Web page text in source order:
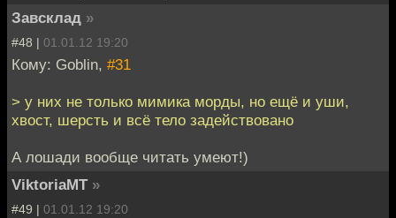
Завсклад »
#48 | 01.01.12 19:20
Кому: Goblin, #31
> у них не только мимика морды, но ещё и уши,
хвост, шерсть и всё тело задействовано
А лошади вообще читать умеют!)
ViktoriaMT »
#49 | 01.01.12 19:20